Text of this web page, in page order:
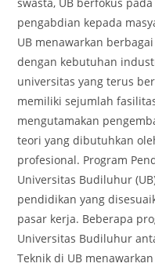
pengabdian kepada
UB menawarkan
dengan kebutuhan
universitas yang terus
memiliki sejumlah
mengutamakan
teori yang dibutuhkan
profesional. Program
Universitas Budiluhur
pendidikan yang
pasar kerja. Beberapa
Universitas Budiluhur
Teknik di UB